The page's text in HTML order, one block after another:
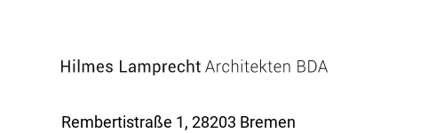
Rembertistraße 1, 28203 Bremen